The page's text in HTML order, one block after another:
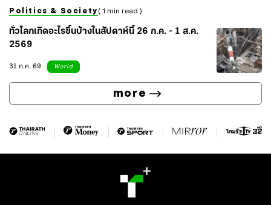
Politics & Society ( 1 min read )
ทั่วโลกเกิดอะไรขึ้นบ้างในสัปดาห์นี้ 26 ก.ค. - 1 ส.ค.
2569
31 ก.ค. 69
World
more